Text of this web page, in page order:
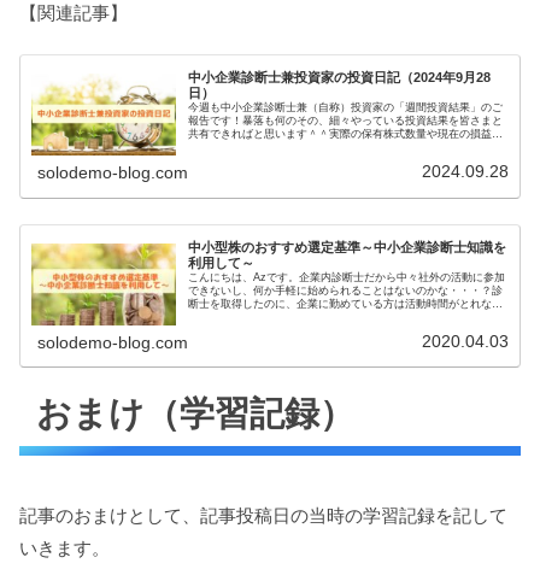
【関連記事】
中小企業診断士兼投資家の投資日記（2024年9月28
日）
今週も中小企業診断士兼（自称）投資家の「週間投資結果」のご
報告です！暴落も何のその、細々やっている投資結果を皆さまと
共有できればと思います＾＾実際の保有株式数量や現在の損益状
solodemo-blog.com 2024.09.28
中小型株のおすすめ選定基準～中小企業診断士知識を
利用して～
こんにちは、Azです。企業内診断士だから中々社外の活動に参加
できないし、何か手軽に始められることはないのかな・・・？診
断士を取得したのに、企業に勤めている方は活動時間がとれない
solodemo-blog.com 2020.04.03
おまけ（学習記録）
記事のおまけとして、記事投稿日の当時の学習記録を記して
いきます。